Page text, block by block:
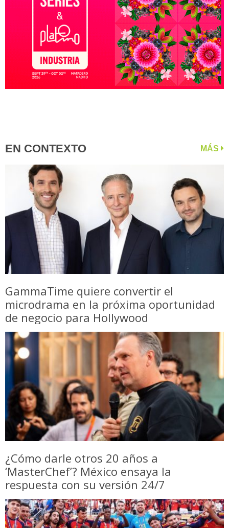
EN CONTEXTO MÁS
GammaTime quiere convertir el
microdrama en la próxima oportunidad
de negocio para Hollywood
¿Cómo darle otros 20 años a
‘MasterChef’? México ensaya la
respuesta con su versión 24/7